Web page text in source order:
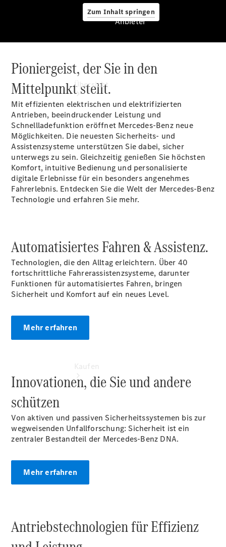
Zum Inhalt springen
Anbieter
Übersicht
Startseite
Ansprechpartner
finden
Beratung
Tel: +49
7309
9644 0
Gebrauchtwagen
Junge
Benz
Collection
Anbieter
Pioniergeist, der Sie in den
Mittelpunkt stellt.
Mit effizienten elektrischen und elektrifizierten
Antrieben, beeindruckender Leistung und
Schnellladefunktion eröffnet Mercedes-Benz neue
Möglichkeiten. Die neuesten Sicherheits- und
Assistenzsysteme unterstützen Sie dabei, sicher
unterwegs zu sein. Gleichzeitig genießen Sie höchsten
Komfort, intuitive Bedienung und personalisierte
digitale Erlebnisse für ein besonders angenehmes
Fahrerlebnis. Entdecken Sie die Welt der Mercedes-Benz
Technologie und erfahren Sie mehr.
Automatisiertes Fahren & Assistenz.
Technologien, die den Alltag erleichtern. Über 40
fortschrittliche Fahrerassistenzsysteme, darunter
Funktionen für automatisiertes Fahren, bringen
Sicherheit und Komfort auf ein neues Level.
Mehr erfahren
Innovationen, die Sie und andere
schützen
Von aktiven und passiven Sicherheitssystemen bis zur
wegweisenden Unfallforschung: Sicherheit ist ein
zentraler Bestandteil der Mercedes-Benz DNA.
Mehr erfahren
Antriebstechnologien für Effizienz